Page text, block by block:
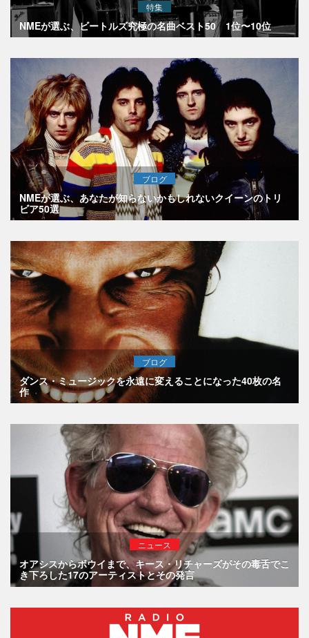
特集
NMEが選ぶ、ビートルズ究極の名曲ベスト50 1位〜10位
ブログ
NMEが選ぶ、あなたが知らないかもしれないクイーンのトリ
ビア50選
ブログ
ダンス・ミュージックを永遠に変えることになった40枚の名
作
ニュース
オアシスからボウイまで、キース・リチャーズがその毒舌でこ
き下ろした17のアーティストとその発言